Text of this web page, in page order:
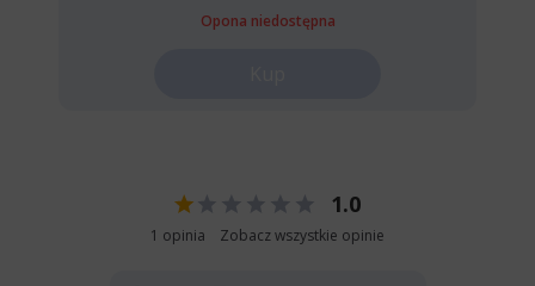
Opona niedostępna
1.0
1 opinia Zobacz wszystkie opinie